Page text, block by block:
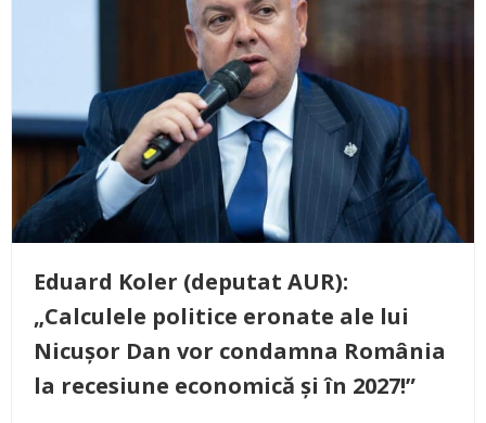
Eduard Koler (deputat AUR):
„Calculele politice eronate ale lui
Nicușor Dan vor condamna România
la recesiune economică și în 2027!”